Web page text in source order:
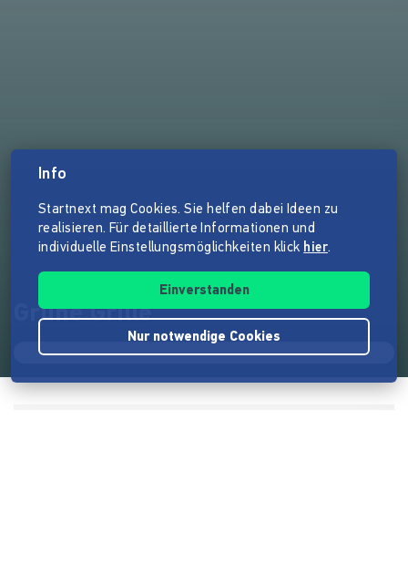
Grüne Grille
Info
Startnext mag Cookies. Sie helfen dabei Ideen zu
realisieren. Für detaillierte Informationen und
individuelle Einstellungsmöglichkeiten klick hier.
Einverstanden
Nur notwendige Cookies